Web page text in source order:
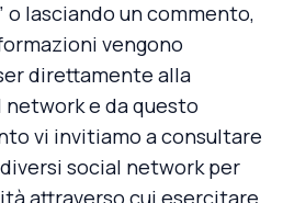
o lasciando un commento,
vengono
direttamente alla
e da questo
vi invitiamo a consultare
social networkper
attraverso cui esercitare